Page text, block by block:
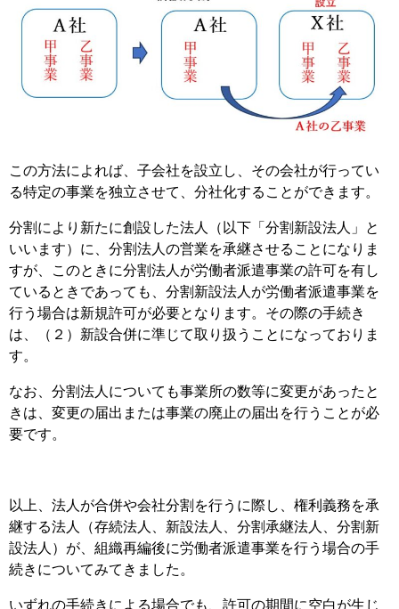
この方法によれば、子会社を設立し、その会社が行ってい
る特定の事業を独立させて、分社化することができます。
分割により新たに創設した法人（以下「分割新設法人」と
いいます）に、分割法人の営業を承継させることになりま
すが、このときに分割法人が労働者派遣事業の許可を有し
ているときであっても、分割新設法人が労働者派遣事業を
行う場合は新規許可が必要となります。その際の手続き
は、（２）新設合併に準じて取り扱うことになっておりま
す。
なお、分割法人についても事業所の数等に変更があったと
きは、変更の届出または事業の廃止の届出を行うことが必
要です。
以上、法人が合併や会社分割を行うに際し、権利義務を承
継する法人（存続法人、新設法人、分割承継法人、分割新
設法人）が、組織再編後に労働者派遣事業を行う場合の手
続きについてみてきました。
いずれの手続きによる場合でも、許可の期間に空白が生じ